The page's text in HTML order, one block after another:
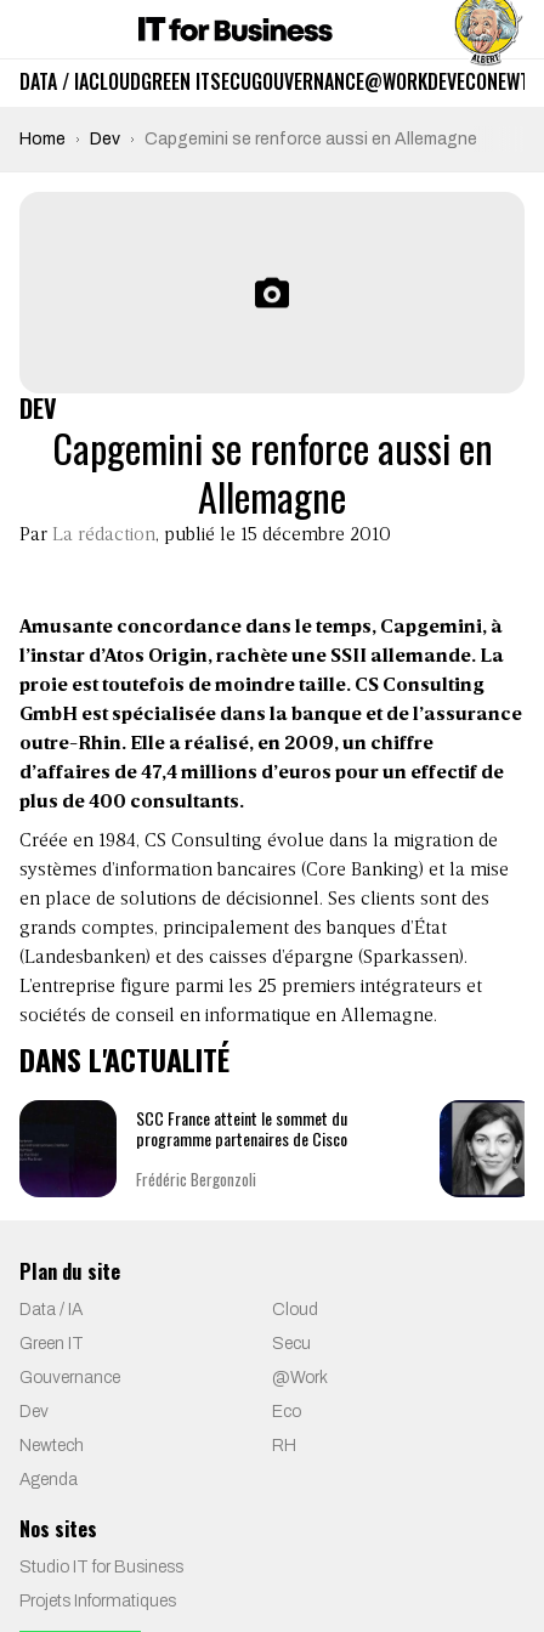
DATA / IACLOUDGREEN ITSECUGOUVERNANCE@WORKDEVECO
Home Dev Capgemini se renforce aussi en Allemagne
DEV
Capgemini se renforce aussi en
Allemagne
Par La rédaction, publié le 15 décembre 2010
Amusante concordance dans le temps, Capgemini, à
l’instar d’Atos Origin, rachète une SSII allemande. La
proie est toutefois de moindre taille. CS Consulting
GmbH est spécialisée dans la banque et de l’assurance
outre-Rhin. Elle a réalisé, en 2009, un chiffre
d’affaires de 47,4 millions d’euros pour un effectif de
plus de 400 consultants.
Créée en 1984, CS Consulting évolue dans la migration de
systèmes d’information bancaires (Core Banking) et la mise
en place de solutions de décisionnel. Ses clients sont des
grands comptes, principalement des banques d’État
(Landesbanken) et des caisses d’épargne (Sparkassen).
L’entreprise figure parmi les 25 premiers intégrateurs et
sociétés de conseil en informatique en Allemagne.
DANS L'ACTUALITÉ
SCC France atteint le sommet du
programme partenaires de Cisco
Frédéric Bergonzoli
Plan du site
Data / IA
Cloud
Green IT
Secu
Gouvernance
@Work
Dev
Eco
Newtech
RH
Agenda
Nos sites
Studio IT for Business
Projets Informatiques